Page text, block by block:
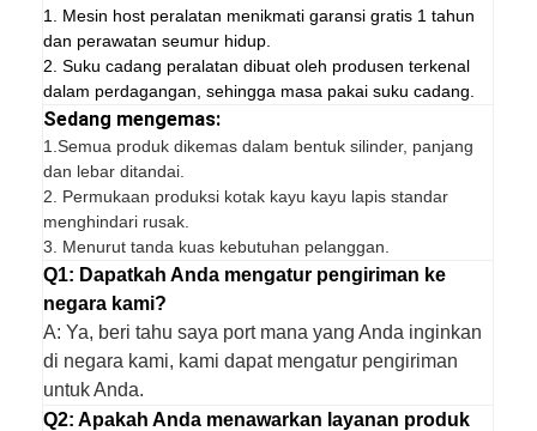
1. Mesin host peralatan menikmati garansi gratis 1 tahun
dan perawatan seumur hidup.
2. Suku cadang peralatan dibuat oleh produsen terkenal
dalam perdagangan, sehingga masa pakai suku cadang.
Sedang mengemas:
1.Semua produk dikemas dalam bentuk silinder, panjang
dan lebar ditandai.
2. Permukaan produksi kotak kayu kayu lapis standar
menghindari rusak.
3. Menurut tanda kuas kebutuhan pelanggan.
Q1: Dapatkah Anda mengatur pengiriman ke
negara kami?
A: Ya, beri tahu saya port mana yang Anda inginkan
di negara kami, kami dapat mengatur pengiriman
untuk Anda.
Q2: Apakah Anda menawarkan layanan produk